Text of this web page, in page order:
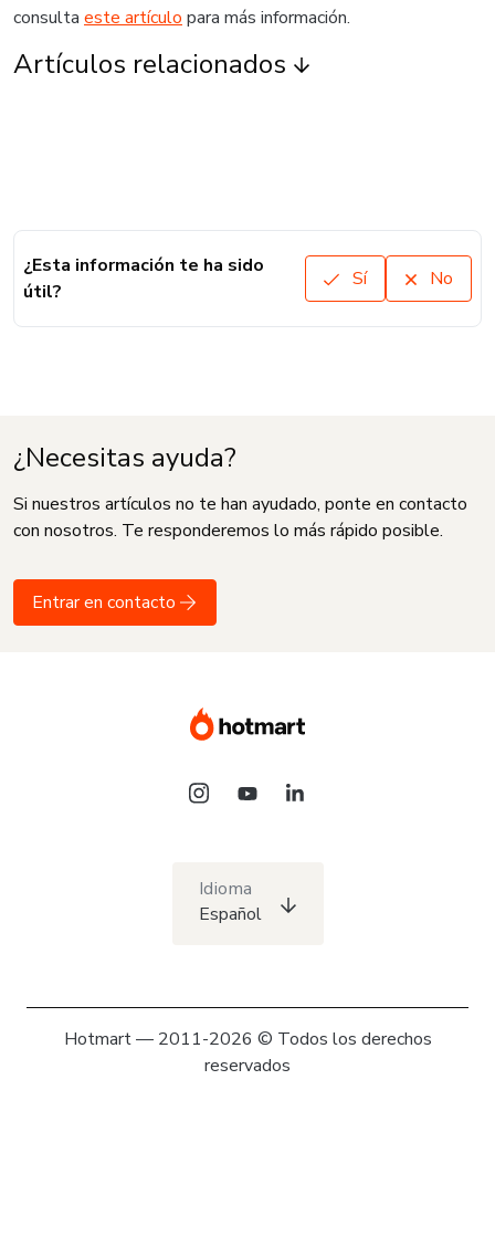
consulta este artículo para más información.
Artículos relacionados
¿Esta información te ha sido
útil?
Sí No
¿Necesitas ayuda?
Si nuestros artículos no te han ayudado, ponte en contacto
con nosotros. Te responderemos lo más rápido posible.
Entrar en contacto
Idioma
Español
Hotmart — 2011-2026 © Todos los derechos
reservados